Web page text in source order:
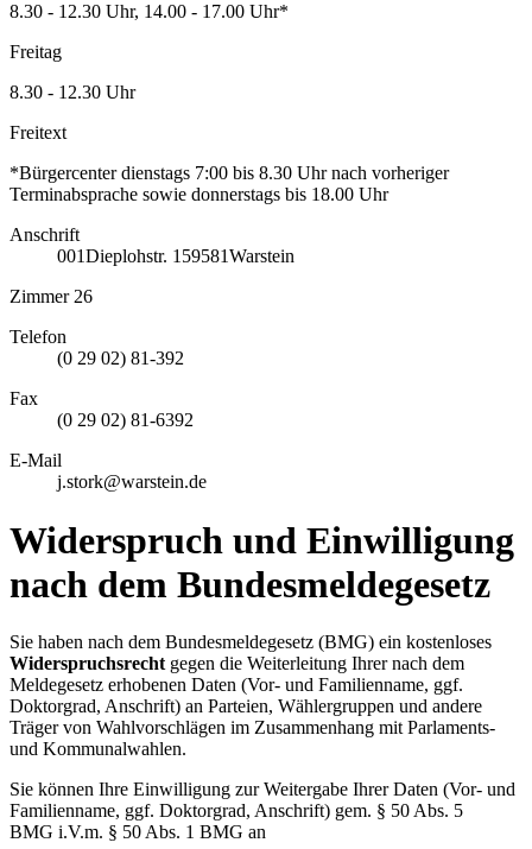
8.30 - 12.30 Uhr, 14.00 - 17.00 Uhr*
Freitag
8.30 - 12.30 Uhr
Freitext
*Bürgercenter dienstags 7:00 bis 8.30 Uhr nach vorheriger
Terminabsprache sowie donnerstags bis 18.00 Uhr
Anschrift
001Dieplohstr. 1 59581Warstein
Zimmer 26
Telefon
(0 29 02) 81-392
Fax
(0 29 02) 81-6392
E-Mail
j.stork@warstein.de
Widerspruch und Einwilligung
nach dem Bundesmeldegesetz
Sie haben nach dem Bundesmeldegesetz (BMG) ein kostenloses
Widerspruchsrecht gegen die Weiterleitung Ihrer nach dem
Meldegesetz erhobenen Daten (Vor- und Familienname, ggf.
Doktorgrad, Anschrift) an Parteien, Wählergruppen und andere
Träger von Wahlvorschlägen im Zusammenhang mit Parlaments-
und Kommunalwahlen.
Sie können Ihre Einwilligung zur Weitergabe Ihrer Daten (Vor- und
Familienname, ggf. Doktorgrad, Anschrift) gem. § 50 Abs. 5
BMG i.V.m. § 50 Abs. 1 BMG an